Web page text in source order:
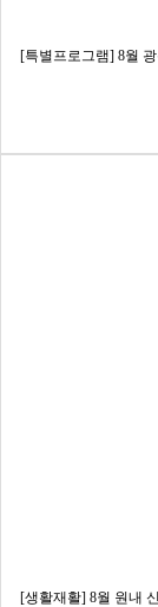
[특별프로그램] 8월
[생활재활] 8월 원내